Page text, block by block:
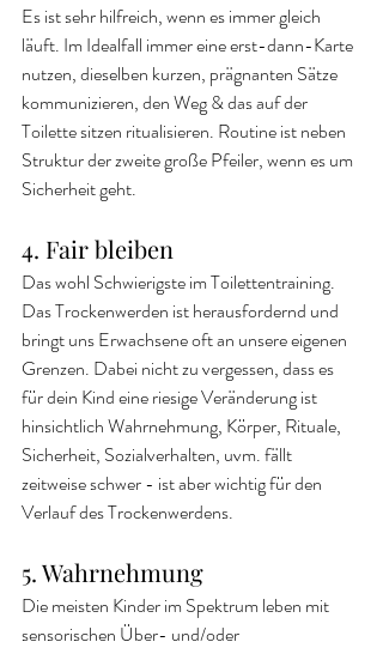
Es ist sehr hilfreich, wenn es immer gleich
läuft. Im Idealfall immer eine erst-dann-Karte
nutzen, dieselben kurzen, prägnanten Sätze
kommunizieren, den Weg & das auf der
Toilette sitzen ritualisieren. Routine ist neben
Struktur der zweite große Pfeiler, wenn es um
Sicherheit geht.
4. Fair bleiben
Das wohl Schwierigste im Toilettentraining.
Das Trockenwerden ist herausfordernd und
bringt uns Erwachsene oft an unsere eigenen
Grenzen. Dabei nicht zu vergessen, dass es
für dein Kind eine riesige Veränderung ist
hinsichtlich Wahrnehmung, Körper, Rituale,
Sicherheit, Sozialverhalten, uvm. fällt
zeitweise schwer - ist aber wichtig für den
Verlauf des Trockenwerdens.
5. Wahrnehmung
Die meisten Kinder im Spektrum leben mit
sensorischen Über- und/oder